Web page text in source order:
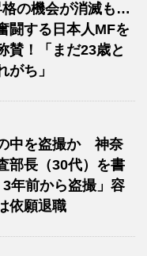
格の機会が消滅も…
闘する日本人MFを
賛！「まだ23歳と
がち」
中を盗撮か 神奈
部長（30代）を書
年前から盗撮」容
依願退職